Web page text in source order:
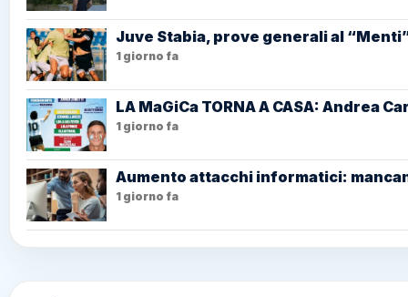
Juve Stabia, prove generali al
1 giorno fa
LA MaGiCa TORNA A CASA: Andrea
1 giorno fa
Aumento attacchi informatici:
1 giorno fa